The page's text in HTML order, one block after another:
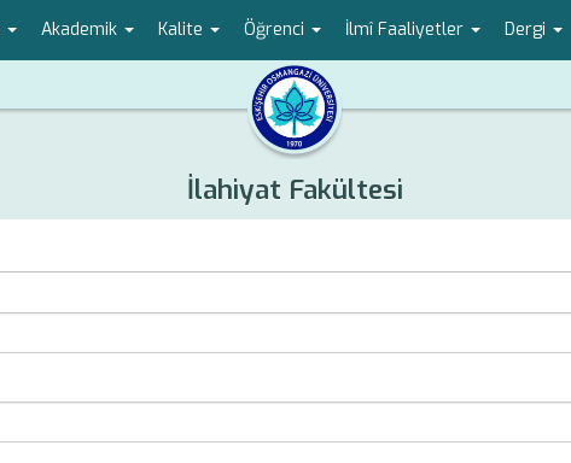
Akademik Kalite Öğrenci İlmî Faaliyetler Dergi
İlahiyat Fakültesi